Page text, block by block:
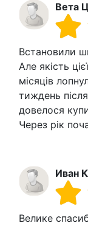
Вета
Встановили
Але якість
місяців
тиждень
довелося
Через рік
Иван
Велике